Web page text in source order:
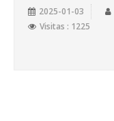
2025-01-03
Visitas : 1225